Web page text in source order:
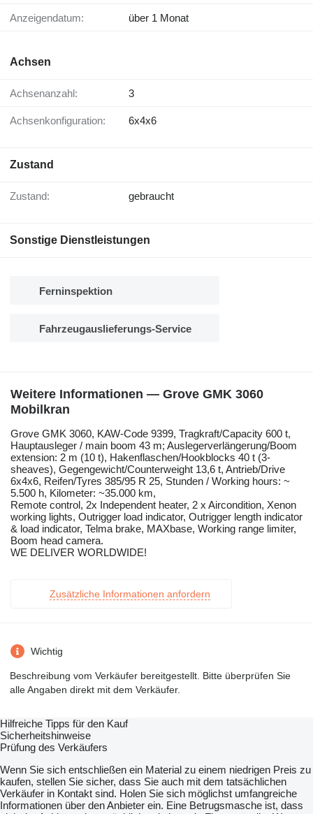
Anzeigendatum: über 1 Monat
Achsen
Achsenanzahl: 3
Achsenkonfiguration: 6x4x6
Zustand
Zustand: gebraucht
Sonstige Dienstleistungen
Ferninspektion
Fahrzeugauslieferungs-Service
Weitere Informationen — Grove GMK 3060
Mobilkran
Grove GMK 3060, KAW-Code 9399, Tragkraft/Capacity 600 t,
Hauptausleger / main boom 43 m; Auslegerverlängerung/Boom
extension: 2 m (10 t), Hakenflaschen/Hookblocks 40 t (3-
sheaves), Gegengewicht/Counterweight 13,6 t, Antrieb/Drive
6x4x6, Reifen/Tyres 385/95 R 25, Stunden / Working hours: ~
5.500 h, Kilometer: ~35.000 km,
Remote control, 2x Independent heater, 2 x Aircondition, Xenon
working lights, Outrigger load indicator, Outrigger length indicator
& load indicator, Telma brake, MAXbase, Working range limiter,
Boom head camera.
WE DELIVER WORLDWIDE!
Zusätzliche Informationen anfordern
Wichtig
Beschreibung vom Verkäufer bereitgestellt. Bitte überprüfen Sie
alle Angaben direkt mit dem Verkäufer.
Hilfreiche Tipps für den Kauf
Sicherheitshinweise
Prüfung des Verkäufers
Wenn Sie sich entschließen ein Material zu einem niedrigen Preis zu
kaufen, stellen Sie sicher, dass Sie auch mit dem tatsächlichen
Verkäufer in Kontakt sind. Holen Sie sich möglichst umfangreiche
Informationen über den Anbieter ein. Eine Betrugsmasche ist, dass